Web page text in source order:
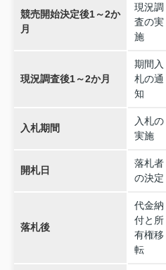
競売開始決定後1～2か
月
現況調
査の実
施
現況調査後1～2か月
期間入
札の通
知
入札期間
入札の
実施
開札日
落札者
の決定
落札後
代金納
付と所
有権移
転